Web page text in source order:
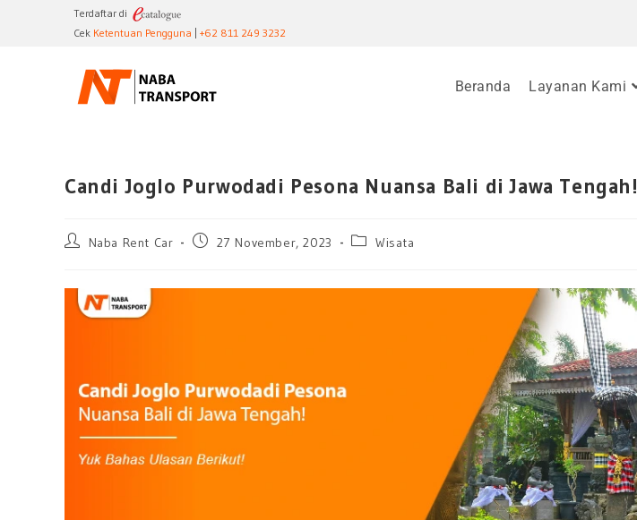
Terdaftar di
Cek Ketentuan Pengguna +62 811 249 3232
Beranda Layanan Kami
Candi Joglo Purwodadi Pesona Nuansa Bali di Jawa Tengah!
Naba Rent Car 27 November, 2023 Wisata